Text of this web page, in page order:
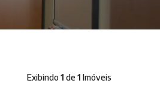
Exibindo 1 de1 Imóveis